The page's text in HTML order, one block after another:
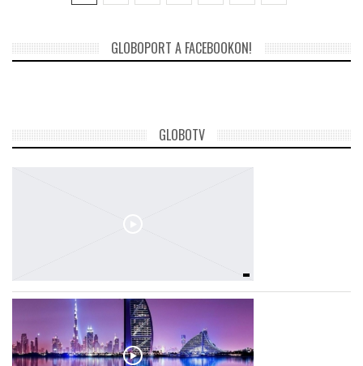
GLOBOPORT A FACEBOOKON!
GLOBOTV